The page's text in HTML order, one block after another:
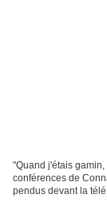
"Quand j'étais
conférences de
pendus devant la